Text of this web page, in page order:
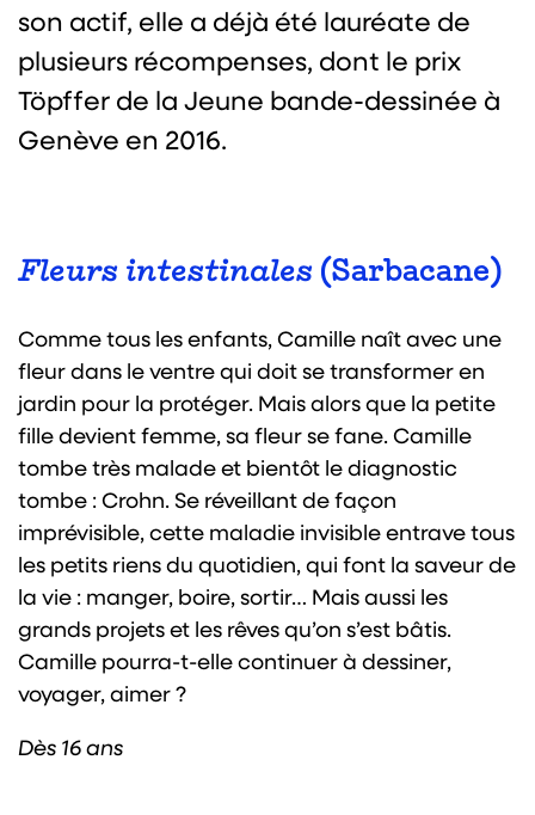
son actif, elle a déjà été lauréate de
plusieurs récompenses, dont le prix
Töpffer de la Jeune bande-dessinée à
Genève en 2016.
Fleurs intestinales (Sarbacane)
Comme tous les enfants, Camille naît avec une
fleur dans le ventre qui doit se transformer en
jardin pour la protéger. Mais alors que la petite
fille devient femme, sa fleur se fane. Camille
tombe très malade et bientôt le diagnostic
tombe : Crohn. Se réveillant de façon
imprévisible, cette maladie invisible entrave tous
les petits riens du quotidien, qui font la saveur de
la vie : manger, boire, sortir… Mais aussi les
grands projets et les rêves qu’on s’est bâtis.
Camille pourra-t-elle continuer à dessiner,
voyager, aimer ?
Dès 16 ans